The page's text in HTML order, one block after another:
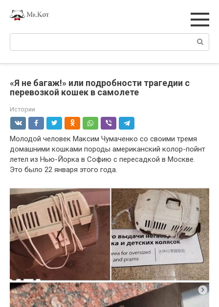
Поиск:
«Я не багаж!» или подробности трагедии с
перевозкой кошек в самолете
Истории
Молодой человек Максим Чумаченко со своими тремя
домашними кошками породы американский колор-пойнт
летел из Нью-Йорка в Софию с пересадкой в Москве.
Это было 22 января этого года.